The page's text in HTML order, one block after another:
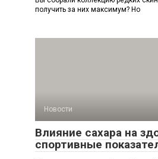
получить за них максимум? Но
Новости
Влияние сахара на
спортивные